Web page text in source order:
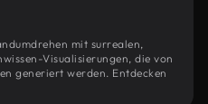
mit surrealen,
Visualisierungen, die von
generiert werden. Entdecken